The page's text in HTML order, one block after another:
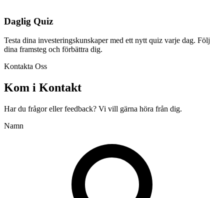
Daglig Quiz
Testa dina investeringskunskaper med ett nytt quiz varje dag. Följ
dina framsteg och förbättra dig.
Kontakta Oss
Kom i Kontakt
Har du frågor eller feedback? Vi vill gärna höra från dig.
Namn